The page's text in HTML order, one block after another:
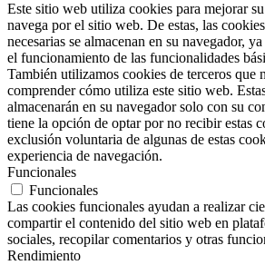
Este sitio web utiliza cookies para mejorar
navega por el sitio web. De estas, las
necesarias se almacenan en su navegador,
el funcionamiento de las funcionalidades
También utilizamos cookies de terceros que
comprender cómo utiliza este sitio web.
almacenarán en su navegador solo con su
tiene la opción de optar por no recibir estas
exclusión voluntaria de algunas de estas
experiencia de navegación.
Funcionales
Funcionales
Las cookies funcionales ayudan a realizar
compartir el contenido del sitio web en
sociales, recopilar comentarios y otras
Rendimiento